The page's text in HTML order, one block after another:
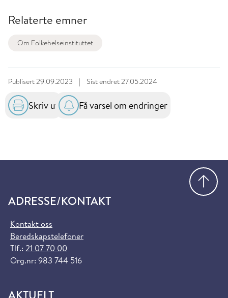
Relaterte emner
Om Folkehelseinstituttet
Publisert29.09.2023 | Sist endret27.05.2024
Skriv ut Få varsel om endringer
ADRESSE/KONTAKT
Kontakt oss
Beredskapstelefoner
Tlf.: 21 07 70 00
Org.nr: 983 744 516